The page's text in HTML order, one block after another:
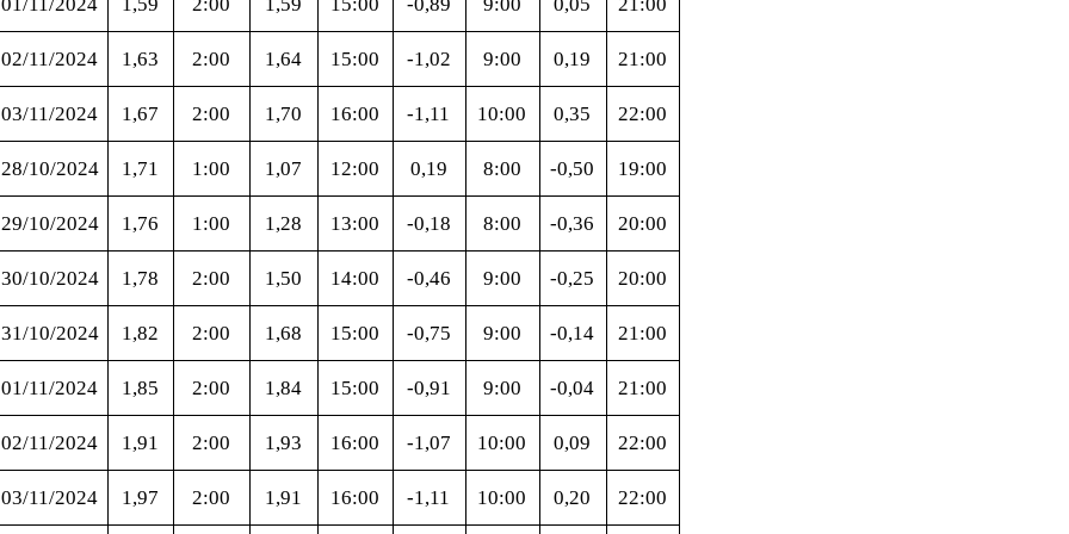
02/11/2024 1,63 2:00 1,64 15:00 -1,02 9:00 0,19 21:00
03/11/2024 1,67 2:00 1,70 16:00 -1,11 10:00 0,35 22:00
28/10/2024 1,71 1:00 1,07 12:00 0,19 8:00 -0,50 19:00
29/10/2024 1,76 1:00 1,28 13:00 -0,18 8:00 -0,36 20:00
30/10/2024 1,78 2:00 1,50 14:00 -0,46 9:00 -0,25 20:00
31/10/2024 1,82 2:00 1,68 15:00 -0,75 9:00 -0,14 21:00
01/11/2024 1,85 2:00 1,84 15:00 -0,91 9:00 -0,04 21:00
02/11/2024 1,91 2:00 1,93 16:00 -1,07 10:00 0,09 22:00
03/11/2024 1,97 2:00 1,91 16:00 -1,11 10:00 0,20 22:00